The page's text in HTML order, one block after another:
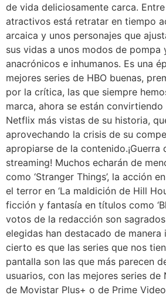
de vida deliciosamente carca.
atractivos está retratar en tiempo
arcaica y unos personajes que
sus vidas a unos modos de pompa
anacrónicos e inhumanos. Es una
mejores series de HBO buenas,
por la crítica, las que siempre
marca, ahora se están convirtiendo
Netflix más vistas de su historia,
aprovechando la crisis de su
apropiarse de la
streaming! Muchos echarán de
como ‘Stranger Things’, la acción en
el terror en ‘La maldición de Hill
ficción y fantasía en títulos como
votos de la redacción son
elegidas han destacado de manera
cierto es que las series que nos
pantalla son las que más parecen
usuarios, con las mejores series de
de Movistar Plus+ o de Prime